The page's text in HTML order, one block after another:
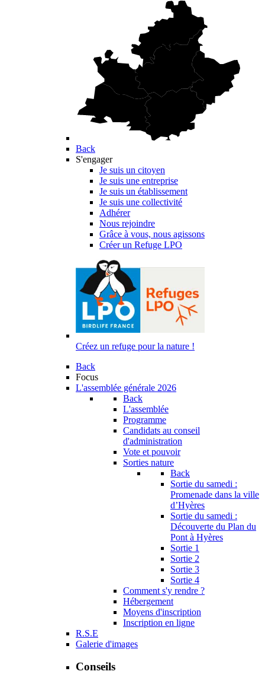
Back
S'engager
Je suis un citoyen
Je suis une entreprise
Je suis un établissement
Je suis une collectivité
Adhérer
Nous rejoindre
Grâce à vous, nous agissons
Créer un Refuge LPO
Créez un refuge pour la nature !
Back
Focus
L'assemblée générale 2026
Back
L'assemblée
Programme
Candidats au conseil
d'administration
Vote et pouvoir
Sorties nature
Back
Sortie du samedi :
Promenade dans la ville
d’Hyères
Sortie du samedi :
Découverte du Plan du
Pont à Hyères
Sortie 1
Sortie 2
Sortie 3
Sortie 4
Comment s'y rendre ?
Hébergement
Moyens d'inscription
Inscription en ligne
R.S.E
Galerie d'images
Conseils